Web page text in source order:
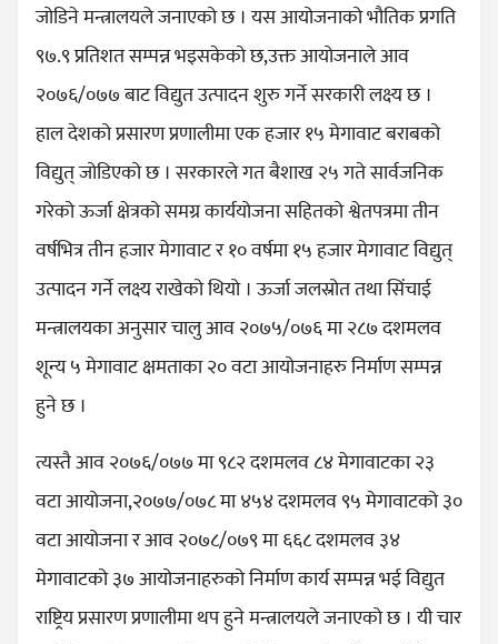
जोडिने मन्त्रालयले जनाएको छ । यस आयोजनाको भौतिक प्रगति
९७.९ प्रतिशत सम्पन्न भइसकेको छ,उक्त आयोजनाले आव
२०७६/०७७ बाट विद्युत उत्पादन शुरु गर्ने सरकारी लक्ष्य छ ।
हाल देशको प्रसारण प्रणालीमा एक हजार १५ मेगावाट बराबको
विद्युत् जोडिएको छ । सरकारले गत बैशाख २५ गते सार्वजनिक
गरेको ऊर्जा क्षेत्रको समग्र कार्ययोजना सहितको श्वेतपत्रमा तीन
वर्षभित्र तीन हजार मेगावाट र १० वर्षमा १५ हजार मेगावाट विद्युत्
उत्पादन गर्ने लक्ष्य राखेको थियो । ऊर्जा जलस्रोत तथा सिंचाई
मन्त्रालयका अनुसार चालु आव २०७५/०७६ मा २८७ दशमलव
शून्य ५ मेगावाट क्षमताका २० वटा आयोजनाहरु निर्माण सम्पन्न
हुने छ ।
त्यस्तै आव २०७६/०७७ मा ९८२ दशमलव ८४ मेगावाटका २३
वटा आयोजना,२०७७/०७८ मा ४५४ दशमलव ९५ मेगावाटको ३०
वटा आयोजना र आव २०७८/०७९ मा ६६८ दशमलव ३४
मेगावाटको ३७ आयोजनाहरुको निर्माण कार्य सम्पन्न भई विद्युत
राष्ट्रिय प्रसारण प्रणालीमा थप हुने मन्त्रालयले जनाएको छ । यी चार